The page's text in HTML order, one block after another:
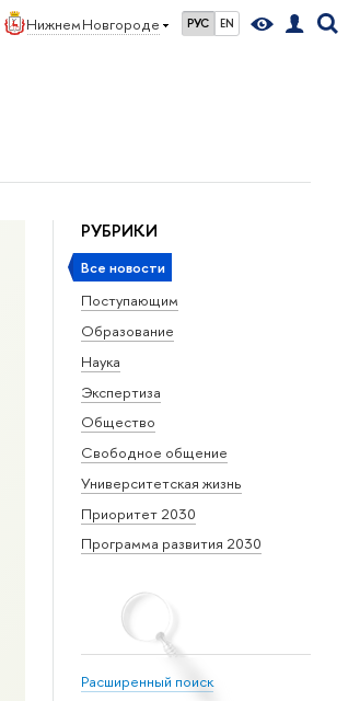
Нижнем Новгороде РУС EN
РУБРИКИ
Все новости
Поступающим
Образование
Наука
Экспертиза
Общество
Свободное общение
Университетская жизнь
Приоритет 2030
Программа развития 2030
Расширенный поиск